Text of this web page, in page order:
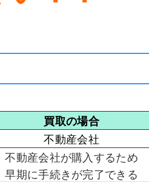
買取の場合
不動産会社
不動産会社が購入するため
早期に手続きが完了できる